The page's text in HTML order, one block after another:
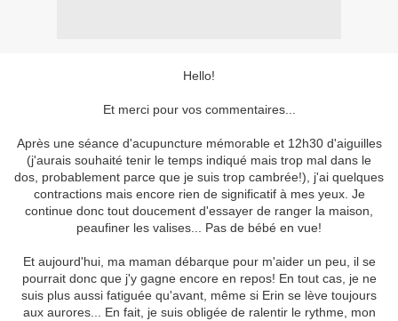
Hello!
Et merci pour vos commentaires...
Après une séance d'acupuncture mémorable et 12h30 d'aiguilles
(j'aurais souhaité tenir le temps indiqué mais trop mal dans le
dos, probablement parce que je suis trop cambrée!), j'ai quelques
contractions mais encore rien de significatif à mes yeux. Je
continue donc tout doucement d'essayer de ranger la maison,
peaufiner les valises... Pas de bébé en vue!
Et aujourd'hui, ma maman débarque pour m'aider un peu, il se
pourrait donc que j'y gagne encore en repos! En tout cas, je ne
suis plus aussi fatiguée qu'avant, même si Erin se lève toujours
aux aurores... En fait, je suis obligée de ralentir le rythme, mon